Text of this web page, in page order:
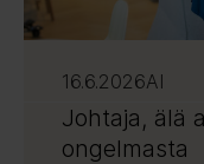
16.6.2026AI
Johtaja, älä
ongelmasta